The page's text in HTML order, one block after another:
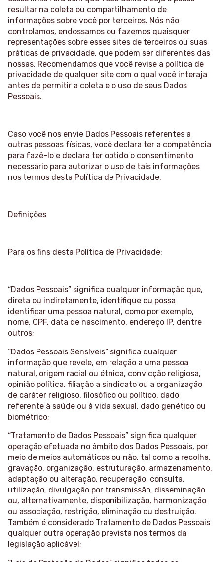
resultar na coleta ou compartilhamento de
informações sobre você por terceiros. Nós não
controlamos, endossamos ou fazemos quaisquer
representações sobre esses sites de terceiros ou suas
práticas de privacidade, que podem ser diferentes das
nossas. Recomendamos que você revise a política de
privacidade de qualquer site com o qual você interaja
antes de permitir a coleta e o uso de seus Dados
Pessoais.
Caso você nos envie Dados Pessoais referentes a
outras pessoas físicas, você declara ter a competência
para fazê-lo e declara ter obtido o consentimento
necessário para autorizar o uso de tais informações
nos termos desta Política de Privacidade.
Definições
Para os fins desta Política de Privacidade:
“Dados Pessoais” significa qualquer informação que,
direta ou indiretamente, identifique ou possa
identificar uma pessoa natural, como por exemplo,
nome, CPF, data de nascimento, endereço IP, dentre
outros;
“Dados Pessoais Sensíveis” significa qualquer
informação que revele, em relação a uma pessoa
natural, origem racial ou étnica, convicção religiosa,
opinião política, filiação a sindicato ou a organização
de caráter religioso, filosófico ou político, dado
referente à saúde ou à vida sexual, dado genético ou
biométrico;
“Tratamento de Dados Pessoais” significa qualquer
operação efetuada no âmbito dos Dados Pessoais, por
meio de meios automáticos ou não, tal como a recolha,
gravação, organização, estruturação, armazenamento,
adaptação ou alteração, recuperação, consulta,
utilização, divulgação por transmissão, disseminação
ou, alternativamente, disponibilização, harmonização
ou associação, restrição, eliminação ou destruição.
Também é considerado Tratamento de Dados Pessoais
qualquer outra operação prevista nos termos da
legislação aplicável;